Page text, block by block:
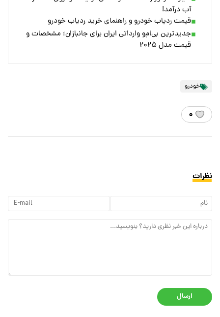
آب درآمد!
قیمت ردیاب خودرو و راهنمای خرید ردیاب خودرو
جدیدترین بی‌ام‌و وارداتی ایران برای جانبازان؛ مشخصات و
قیمت مدل ۲۰۲۵
خودرو
۰
نظرات
ارسال